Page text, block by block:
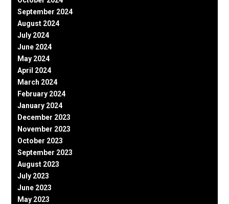
September 2024
August 2024
July 2024
June 2024
May 2024
April 2024
March 2024
February 2024
January 2024
December 2023
November 2023
October 2023
September 2023
August 2023
July 2023
June 2023
May 2023